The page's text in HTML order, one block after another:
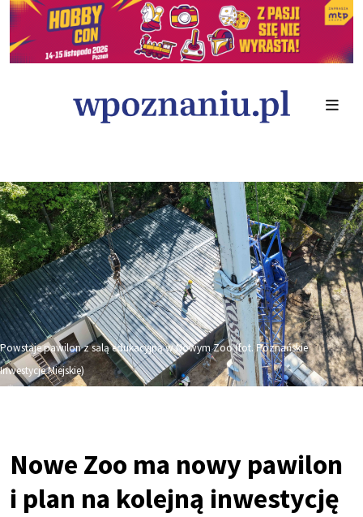
Powstaje pawilon z salą edukacyjną w Nowym Zoo (fot. Poznańskie
Inwestycje Miejskie)
Nowe Zoo ma nowy pawilon
i plan na kolejną inwestycję